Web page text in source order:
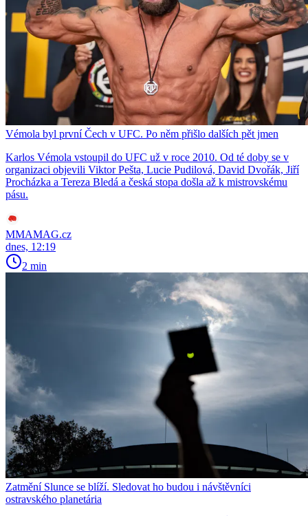
Vémola byl první Čech v UFC. Po něm přišlo dalších pět jmen
Karlos Vémola vstoupil do UFC už v roce 2010. Od té doby se v
organizaci objevili Viktor Pešta, Lucie Pudilová, David Dvořák, Jiří
Procházka a Tereza Bledá a česká stopa došla až k mistrovskému
pásu.
MMAMAG.cz
dnes, 12:19
2 min
Zatmění Slunce se blíží. Sledovat ho budou i návštěvníci
ostravského planetária